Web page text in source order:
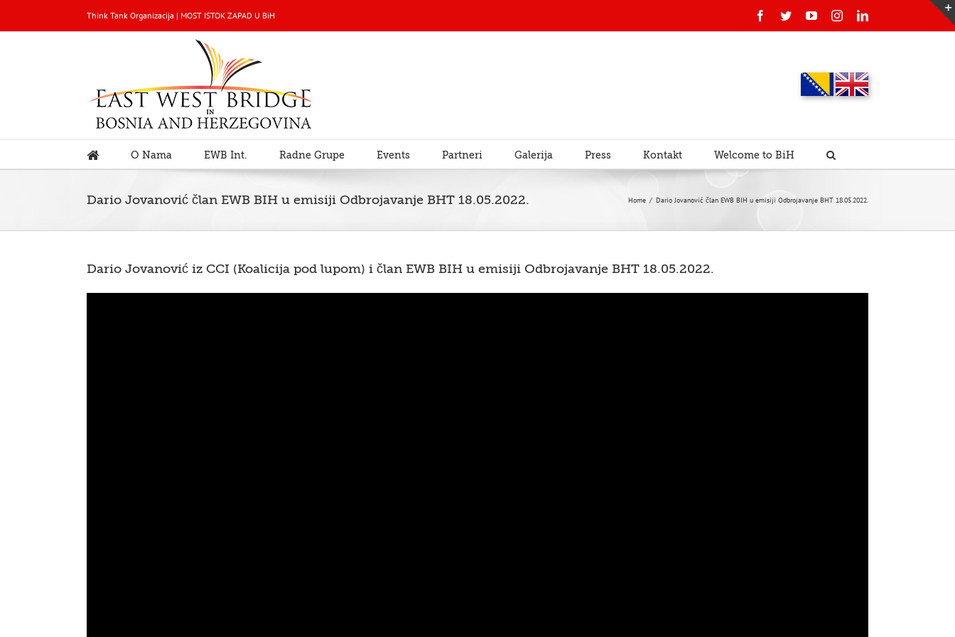
Think Tank Organizacija | MOST ISTOK ZAPAD U BiH Facebook
TwitterYouTubeInstagramLinkedin
O Nama EWB Int. Radne Grupe Events Partneri Galerija Press Kontakt Welcome to BiH
Dario Jovanović član EWB BIH u emisiji Odbrojavanje BHT 18.05.2022. Home / Dario Jovanović član EWB BIH u emisiji Odbrojavanje BHT 18.05.2022.
Dario Jovanović iz CCI (Koalicija pod lupom) i član EWB BIH u emisiji Odbrojavanje BHT 18.05.2022.